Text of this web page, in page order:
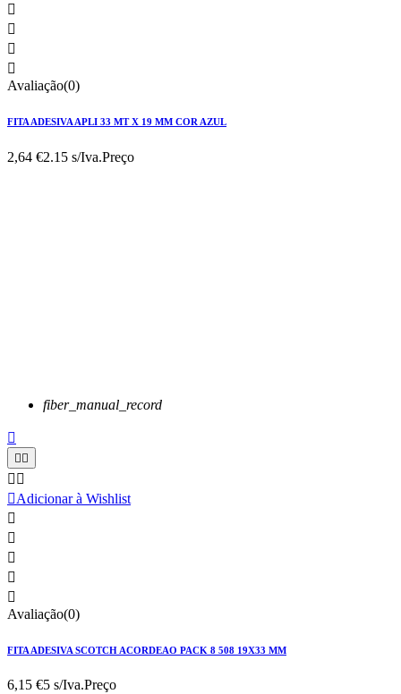




Avaliação(0)
FITA ADESIVA APLI 33 MT X 19 MM COR AZUL
2,64 €2.15 s/Iva.Preço
fiber_manual_record


 
Adicionar à Wishlist





Avaliação(0)
FITA ADESIVA SCOTCH ACORDEAO PACK 8 508 19X33 MM
6,15 €5 s/Iva.Preço